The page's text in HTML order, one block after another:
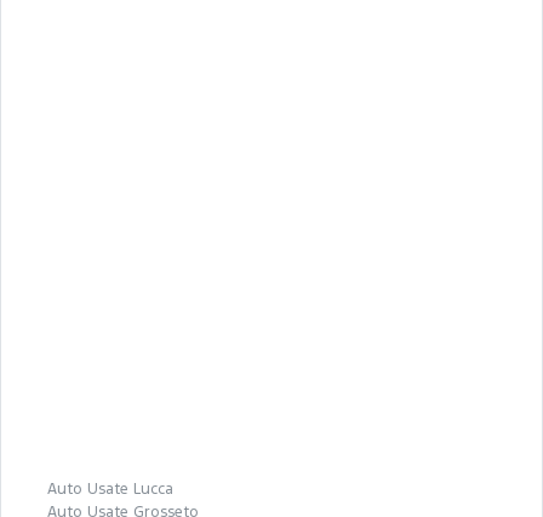
Auto Usate Lucca
Auto Usate Grosseto